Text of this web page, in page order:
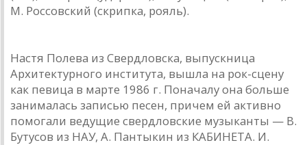
М. Россовский (скрипка, рояль).
Настя Полева из Свердловска, выпускница
Архитектурного института, вышла на рок-сцену
как певица в марте 1986 г. Поначалу она больше
занималась записью песен, причем ей активно
помогали ведущие свердловские музыканты — В.
Бутусов из НАУ, А. Пантыкин из КАБИНЕТА. И.